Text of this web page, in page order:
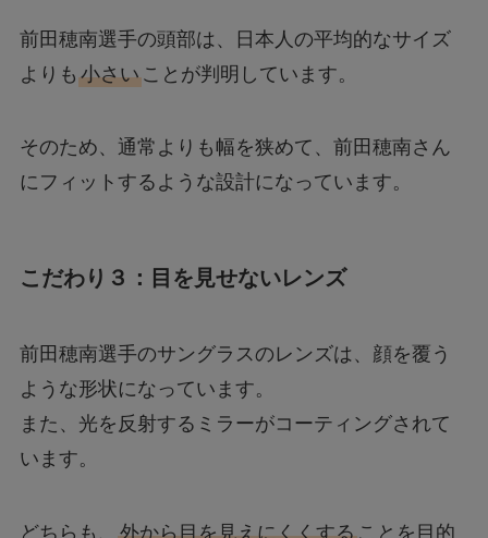
前田穂南選手の頭部は、日本人の平均的なサイズ
よりも 小さいことが判明しています。
そのため、通常よりも幅を狭めて、前田穂南さん
にフィットするような設計になっています。
こだわり３：目を見せないレンズ
前田穂南選手のサングラスのレンズは、顔を覆う
ような形状になっています。
また、光を反射するミラーがコーティングされて
います。
どちらも、 外から目を見えにくくすることを目的